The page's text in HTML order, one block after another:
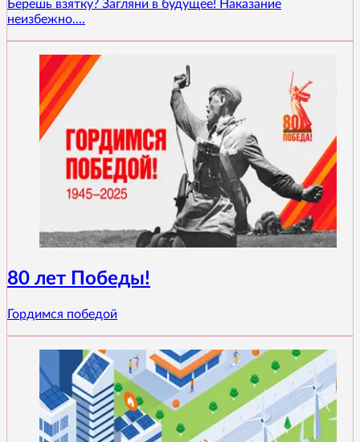
Берешь взятку? Загляни в будущее! Наказание
неизбежно....
80 лет Победы!
Гордимся победой